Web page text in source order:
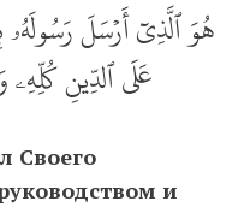
هُوَ ٱلَّذِيٓ أَرۡسَلَ
عَلَى ٱلدِّينِ كُلِّهِۦ
Своего
и